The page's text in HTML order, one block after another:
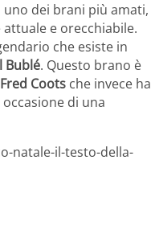
uno dei brani più amati,
e orecchiabile.
che esiste in
Bublé. Questo brano è
Fred Coots che invece ha
occasione di una
natale-il-testo-della-